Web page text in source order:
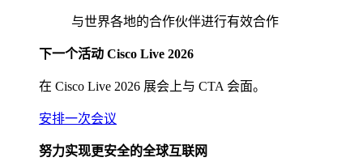
与世界各地的合作伙伴进行有效合作
下一个活动 Cisco Live 2026
在 Cisco Live 2026 展会上与 CTA 会面。
安排一次会议
努力实现更安全的全球互联网